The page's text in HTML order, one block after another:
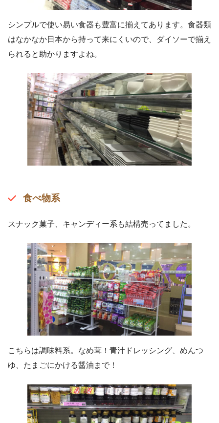
シンプルで使い易い食器も豊富に揃えてあります。食器類
はなかなか日本から持って来にくいので、ダイソーで揃え
られると助かりますよね。
食べ物系
スナック菓子、キャンディー系も結構売ってました。
こちらは調味料系。なめ茸！青汁ドレッシング、めんつ
ゆ、たまごにかける醤油まで！